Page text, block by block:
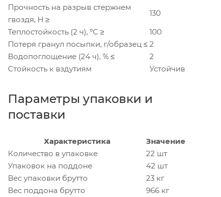
Прочность на разрыв стержнем
гвоздя, Н ≥
130
Теплостойкость (2 ч), ºС ≥
100
Потеря гранул посыпки, г/образец ≤ 2
Водопоглощение (24 ч), % ≤
2
Стойкость к вздутиям
Устойчив
Параметры упаковки и
поставки
Характеристика
Значение
Количество в упаковке
22 шт
Упаковок на поддоне
42 шт
Вес упаковки брутто
23 кг
Вес поддона брутто
966 кг